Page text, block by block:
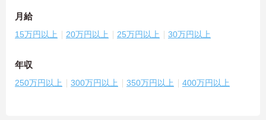
月給
15万円以上 20万円以上 25万円以上 30万円以上
年収
250万円以上 300万円以上 350万円以上 400万円以上